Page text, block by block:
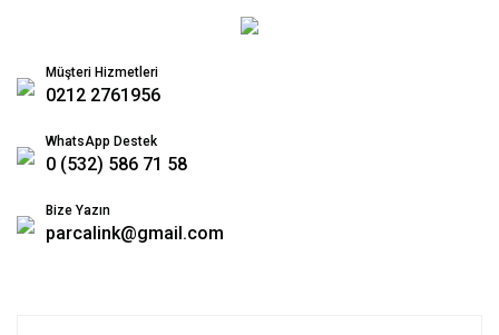
Müşteri Hizmetleri
0212 2761956
WhatsApp Destek
0 (532) 586 71 58
Bize Yazın
parcalink@gmail.com